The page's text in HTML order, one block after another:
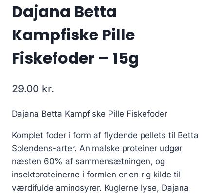
Dajana Betta
Kampfiske Pille
Fiskefoder – 15g
29.00 kr.
Dajana Betta Kampfiske Pille Fiskefoder
Komplet foder i form af flydende pellets til Betta
Splendens-arter. Animalske proteiner udgør
næsten 60% af sammensætningen, og
insektproteinerne i formlen er en rig kilde til
værdifulde aminosyrer. Kuglerne lyse, Dajana